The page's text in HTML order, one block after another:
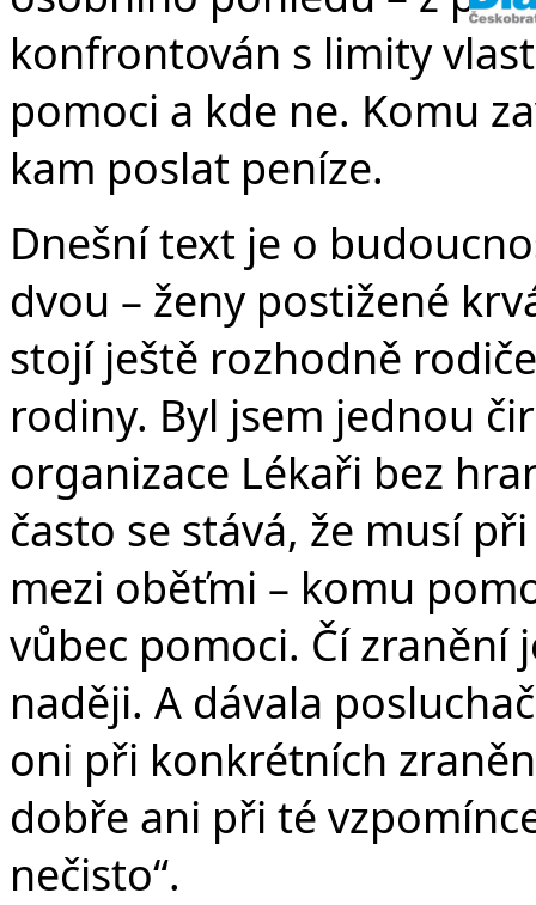
konfrontován s limity
pomoci a kde ne. Komu
kam poslat peníze.
Dnešní text je o
dvou – ženy postižené
stojí ještě rozhodně
rodiny. Byl jsem jednou
organizace Lékaři bez
často se stává, že musí
mezi oběťmi – komu
vůbec pomoci. Čí zranění
naději. A dávala
oni při konkrétních
dobře ani při té
nečisto“.